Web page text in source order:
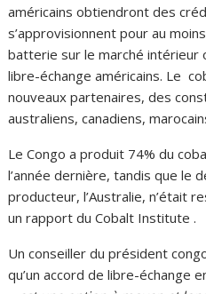
américains obtiendront des
s’approvisionnent pour au
batterie sur le marché intérieur
libre-échange américains. Le
nouveaux partenaires, des
australiens, canadiens,
Le Congo a produit 74% du
l’année dernière, tandis que le
producteur, l’Australie, n’était
un rapport du Cobalt Institute .
Un conseiller du président
qu’un accord de libre-échange